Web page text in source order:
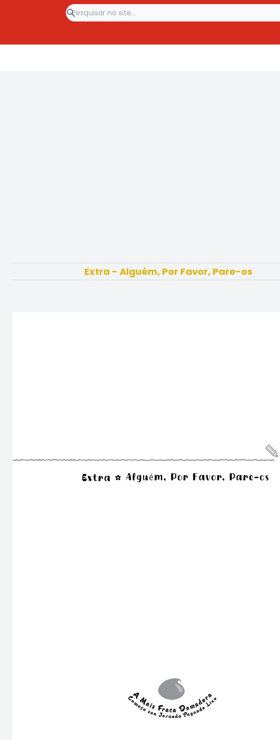
Extra - Alguém, Por Favor, Pare-os